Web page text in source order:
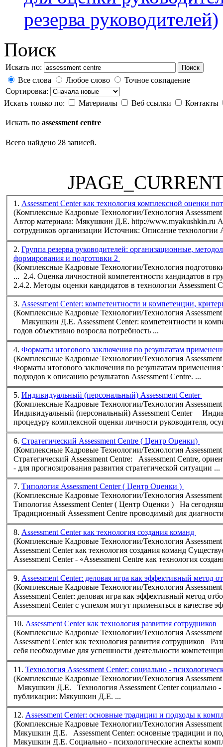
резерва руководителей)
Поиск
Искать по: Поиск
Все слова Любое слово
Точное совпадение
Сортировка:
Искать только по:
Материалы Веб ссылки Контакты
Искать по assessment centre
Всего найдено 28 записей.
1.
Assessment Center как технология
(Комплексные Кадровые Технологии/Технология Assessment
Автор материала: Мякушкин Д.Е. http://www.myakushkin.ru
сотрудников организации Источник: Описание технологии
2. Группа резерва руководителей: организационные, методологические и социально -
формирования и подготовки 2
(Комплексные Кадровые Технологии/Технология
2.4.2. Методы оценки кандидатов в технологии Assessment
3. Assessment Center: компетентности и компетенции,
(Комплексные Кадровые Технологии/Технология Assessment
Мякушкин Д.Е. Assessment Center: компетентности и компетенции, критерии оценки и индикаторы
годов объективно возросла потребность ...
4. Форматы итогового заключения по результатам
(Комплексные Кадровые Технологии/Технология Assessment
Форматы итогового заключения по результатам
подходов к описанию результатов Assessment Centre. ...
5. Индивидуальный (персональный) Assessment Center
(Комплексные Кадровые Технологии/Технология Assessment
Индивидуальный (персональный) Assessment Center Индивидуальный (персональный) Центр Оценки представляет собой
процедуру комплексной оценки личности руководителя,
6. Стратегический Assessment Centre ( Центр Оценки)
(Комплексные Кадровые Технологии/Технология Assessment
Стратегический Assessment Centre Assessment Centre,
- для прогнозирования развития стратегической ситуации ...
7.
Типология Assessment Center ( Центр Оценки )
(Комплексные Кадровые Технологии/Технология Assessment
Типология Assessment
Center ( Центр
Традиционный Assessment Centre проводимый для
8. Assessment Center как технология создания команд
(Комплексные Кадровые Технологии/Технология Assessment
Assessment
Center как
Assessment Center - «Assessment Centre как технология
9. Assessment Center: деловая игра как эффективный метод
(Комплексные Кадровые Технологии/Технология Assessment
Assessment
Assessment Center с успехом могут применяться в качестве
10. Assessment Center как технология развития сотрудников
(Комплексные Кадровые Технологии/Технология Assessment
Assessment
Center как
себя необходимые для успешности деятельности
11. Технология Assessment Center: социально -
(Комплексные Кадровые Технологии/Технология Assessment
Мякушкин Д.Е. Технология Assessment Center социально - психологические аспекты экспертной оценки. Печатается по
публикации: Мякушкин Д.Е. ...
12. Assessment Center: основные традиции и подходы к
(Комплексные Кадровые Технологии/Технология Assessment
AssessmentCenter: основные традиции и подходы к комплексной оценке персонала
Мякушкин Д.Е. Социально - психологические аспекты